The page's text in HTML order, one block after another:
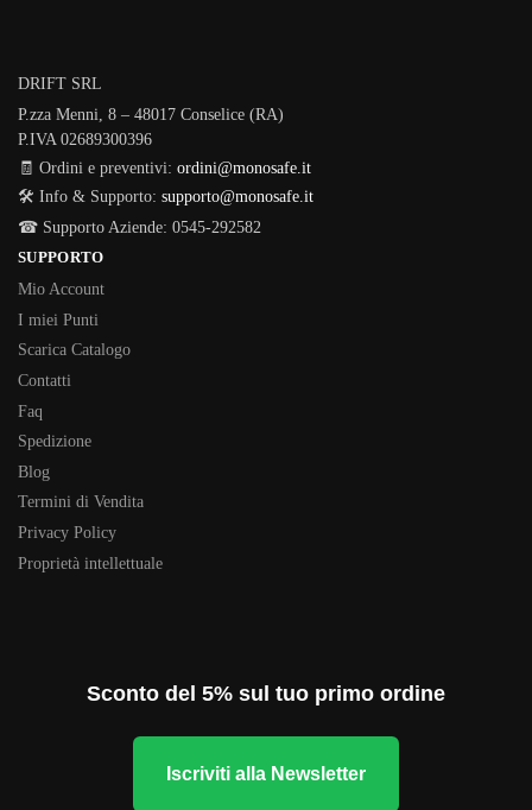
DRIFT SRL
P.zza Menni, 8 – 48017 Conselice (RA)
P.IVA 02689300396
🧾 Ordini e preventivi: ordini@monosafe.it
🛠️ Info & Supporto: supporto@monosafe.it
☎ Supporto Aziende: 0545-292582
SUPPORTO
Mio Account
I miei Punti
Scarica Catalogo
Contatti
Faq
Spedizione
Blog
Termini di Vendita
Privacy Policy
Proprietà intellettuale
Sconto del 5% sul tuo primo ordine
Iscriviti alla Newsletter